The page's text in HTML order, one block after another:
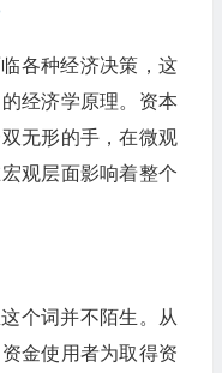
各种经济决策，这
经济学原理。资本
无形的手，在微观
观层面影响着整个
个词并不陌生。从
金使用者为取得资